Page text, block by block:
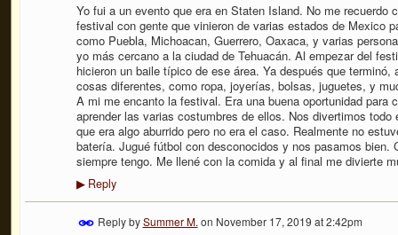
Yo fui a un evento que era en Staten Island. No me recuerdo
festival con gente que vinieron de varias estados de Mexico
como Puebla, Michoacan, Guerrero, Oaxaca, y varias
yo más cercano a la ciudad de Tehuacán. Al empezar del
hicieron un baile típico de ese área. Ya después que
cosas diferentes, como ropa, joyerías, bolsas, juguetes, y
A mi me encanto la festival. Era una buena oportunidad para
aprender las varias costumbres de ellos. Nos divertimos
que era algo aburrido pero no era el caso. Realmente no
batería. Jugué fútbol con desconocidos y nos pasamos bien.
siempre tengo. Me llené con la comida y al final me divierte
▶Reply
Reply bySummer M. on November 17, 2019 at 2:42pm